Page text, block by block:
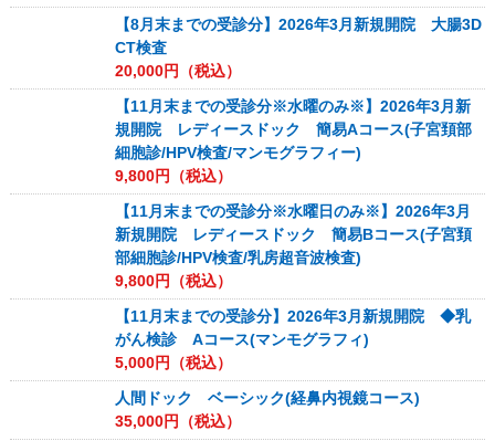
【8月末までの受診分】2026年3月新規開院 大腸3D
CT検査
20,000円（税込）
【11月末までの受診分※水曜のみ※】2026年3月新
規開院 レディースドック 簡易Aコース(子宮頚部
細胞診/HPV検査/マンモグラフィー)
9,800円（税込）
【11月末までの受診分※水曜日のみ※】2026年3月
新規開院 レディースドック 簡易Bコース(子宮頚
部細胞診/HPV検査/乳房超音波検査)
9,800円（税込）
【11月末までの受診分】2026年3月新規開院 ◆乳
がん検診 Aコース(マンモグラフィ)
5,000円（税込）
人間ドック ベーシック(経鼻内視鏡コース)
35,000円（税込）